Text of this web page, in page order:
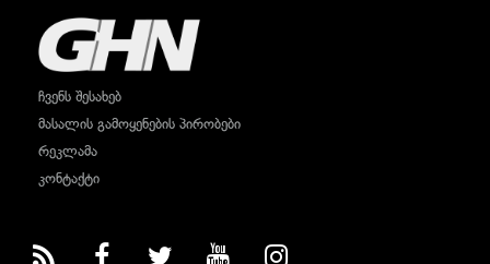
ჩვენს შესახებ
მასალის გამოყენების პირობები
რეკლამა
კონტაქტი